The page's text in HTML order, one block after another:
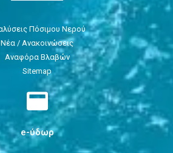
Πόσιμου Νερού
Νέα / Ανακοινώσεις
Αναφόρα Βλαβών
Sitemap
e-ύδωρ